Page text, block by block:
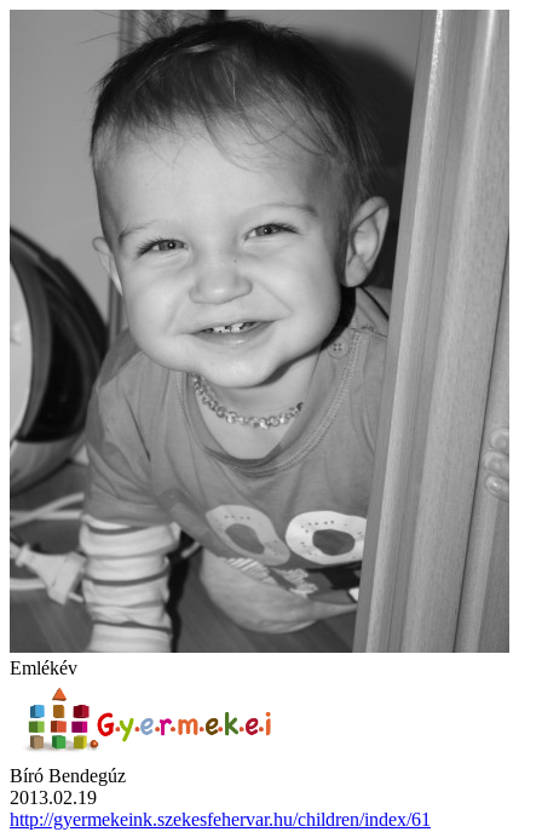
Emlékév
Bíró Bendegúz
2013.02.19
http://gyermekeink.szekesfehervar.hu/children/index/61